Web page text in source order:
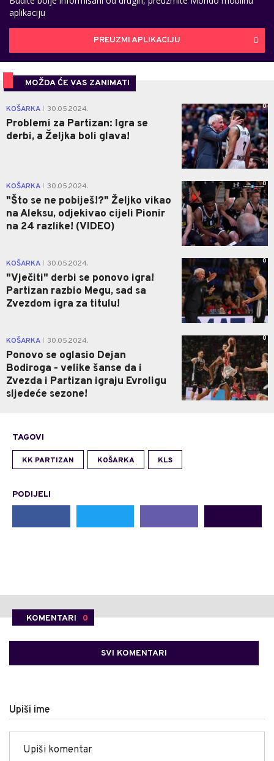
aplikaciju
PREUZMI APLIKACIJU
MOŽDA ĆE VAS ZANIMATI
KOŠARKA 30.05.2024.
Problemi za Partizan: Igra se
derbi, a Željka boli glava!
0
KOŠARKA 30.05.2024.
"Što se ne pobiješ!?" Željko vikao
na Aleksu, odjekivao cijeli Pionir
na 24 razlike! (VIDEO)
0
KOŠARKA 30.05.2024.
"Vječiti" derbi se ponovo igra!
Partizan razbio Megu, sad sa
Zvezdom igra za titulu!
0
KOŠARKA 30.05.2024.
Ponovo se oglasio Dejan
Bodiroga - velike šanse da i
Zvezda i Partizan igraju Evroligu
sljedeće sezone!
0
TAGOVI
KK PARTIZAN KOŠARKA KLS
PODIJELI
KOMENTARI 0
SVI KOMENTARI
Upiši ime